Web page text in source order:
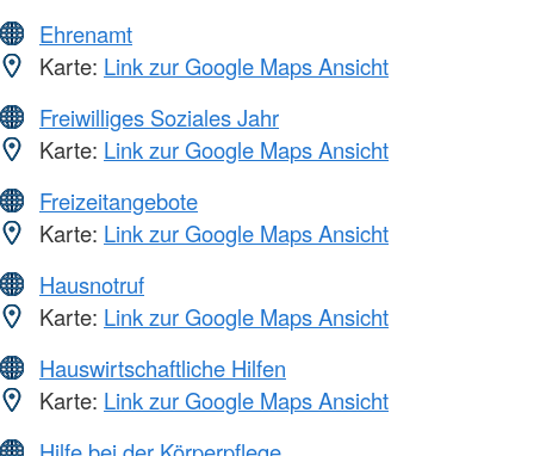
Ehrenamt
Karte: Link zur Google Maps Ansicht
Freiwilliges Soziales Jahr
Karte: Link zur Google Maps Ansicht
Freizeitangebote
Karte: Link zur Google Maps Ansicht
Hausnotruf
Karte: Link zur Google Maps Ansicht
Hauswirtschaftliche Hilfen
Karte: Link zur Google Maps Ansicht